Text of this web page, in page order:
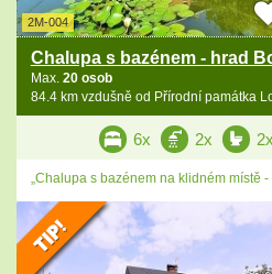
2M-004
Chalupa s bazénem - hrad
Max. 20 osob
84.4 km vzdušně od Přírodní památka
6x 2x 2x
„Chalupa s bazénem na klidném místě